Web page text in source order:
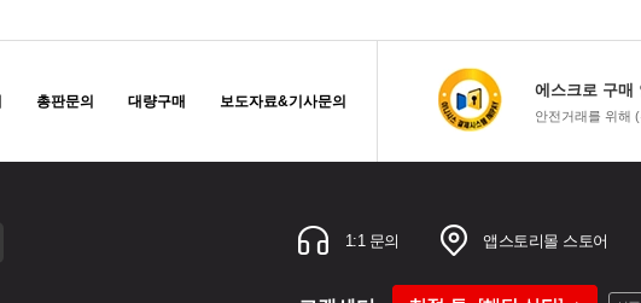
총판문의 대량구매 보도자료&기사문의
에스크로 구매
안전거래를 위해
1:1 문의 앱스토리몰 스토어